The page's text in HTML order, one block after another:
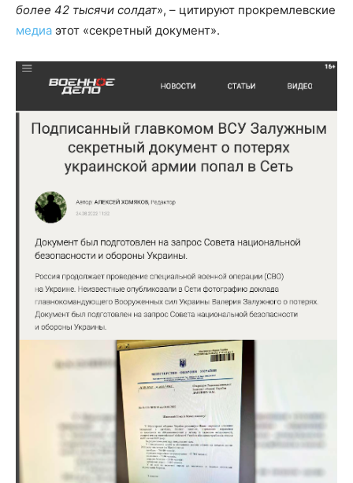
более 42 тысячи солдат», – цитируют прокремлевские
медиа этот «секретный документ».